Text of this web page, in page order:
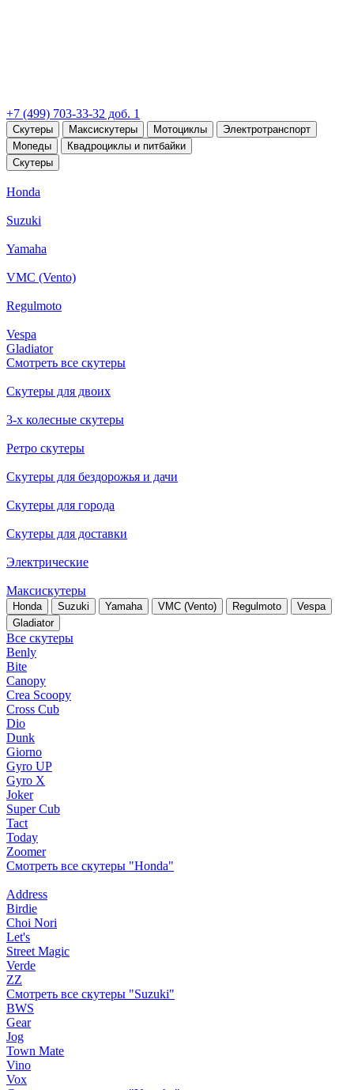
+7 (499) 703-33-32 доб. 1
Скутеры Максискутеры Мотоциклы
Электротранспорт
Мопеды
Квадроциклы и питбайки
Скутеры
Honda
Suzuki
Yamaha
VMC (Vento)
Regulmoto
Vespa
Gladiator
Смотреть все скутеры
Скутеры для двоих
3-х колесные скутеры
Ретро скутеры
Скутеры для бездорожья и дачи
Скутеры для города
Скутеры для доставки
Электрические
Максискутеры
Honda Suzuki Yamaha VMC (Vento) Regulmoto
Vespa
Gladiator
Все скутеры
Benly
Bite
Canopy
Crea Scoopy
Cross Cub
Dio
Dunk
Giorno
Gyro UP
Gyro X
Joker
Super Cub
Tact
Today
Zoomer
Смотреть все скутеры "Honda"
Address
Birdie
Choi Nori
Let's
Street Magic
Verde
ZZ
Смотреть все скутеры "Suzuki"
BWS
Gear
Jog
Town Mate
Vino
Vox